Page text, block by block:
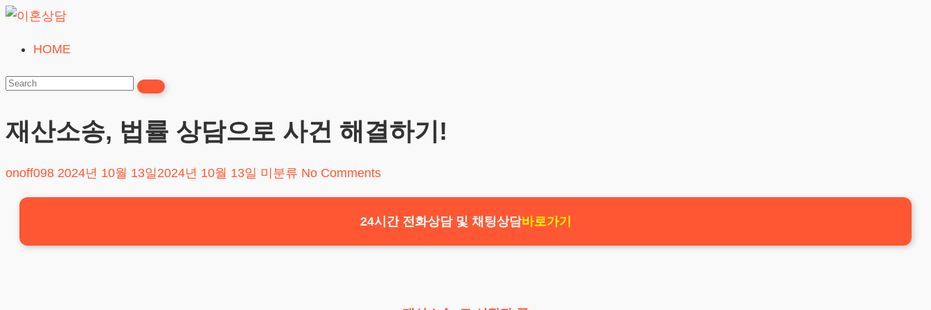
Skip
content
혼
담
HOME
재산소송, 법률 상담으로 사건 해결하기!
onoff098 2024년 10월 13일 2024년 10월 13일 미분류 No Comments
24시간 전화상담 및 채팅상담바로가기